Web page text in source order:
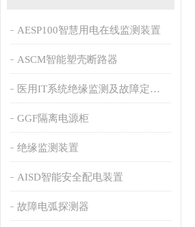
AESP100智慧用电在线监测装置
ASCM智能塑壳断路器
医用IT系统绝缘监测及故障定位产品
GGF隔离电源柜
绝缘监测装置
AISD智能安全配电装置
故障电弧探测器